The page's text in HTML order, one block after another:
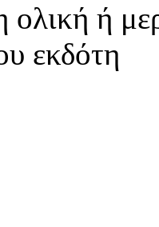
ολική ή
εκδότη